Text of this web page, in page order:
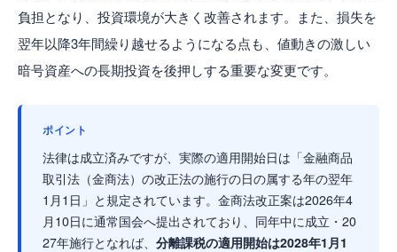
負担となり、投資環境が大きく改善されます。また、損失を
翌年以降3年間繰り越せるようになる点も、値動きの激しい
暗号資産への長期投資を後押しする重要な変更です。
ポイント
法律は成立済みですが、実際の適用開始日は「金融商品
取引法（金商法）の改正法の施行の日の属する年の翌年
1月1日」と規定されています。金商法改正案は2026年4
月10日に通常国会へ提出されており、同年中に成立・20
27年施行となれば、 分離課税の適用開始は2028年1月1